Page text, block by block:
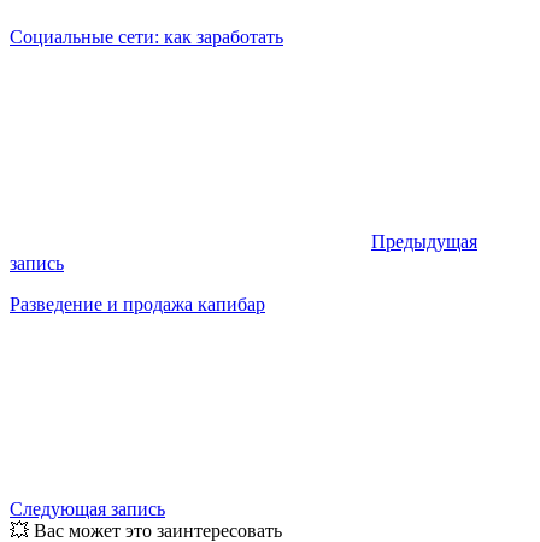
Социальные сети: как заработать
Предыдущая
запись
Разведение и продажа капибар
Следующая запись
💥 Вас может это заинтересовать